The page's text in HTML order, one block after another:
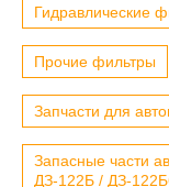
Гидравлические
Прочие фильтры
Запчасти для
Запасные части
ДЗ-122Б / ДЗ-